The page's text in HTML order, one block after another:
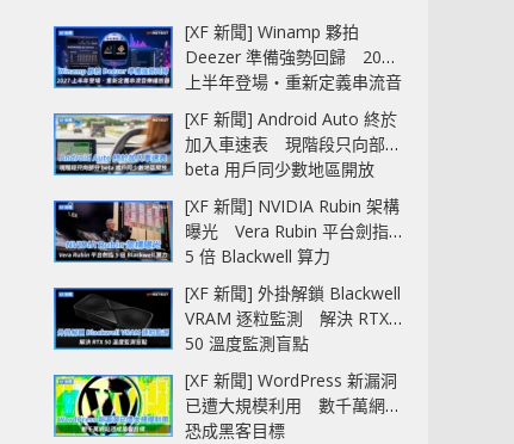
[XF 新聞] Winamp 夥拍
Deezer 準備強勢回歸 2027
上半年登場‧重新定義串流音
樂播放器
[XF 新聞] Android Auto 終於
加入車速表 現階段只向部分
beta 用戶同少數地區開放
[XF 新聞] NVIDIA Rubin 架構
曝光 Vera Rubin 平台劍指
5 倍 Blackwell 算力
[XF 新聞] 外掛解鎖 Blackwell
VRAM 逐粒監測 解決 RTX
50 溫度監測盲點
[XF 新聞] WordPress 新漏洞
已遭大規模利用 數千萬網站
恐成黑客目標